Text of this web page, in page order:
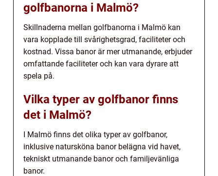
golfbanorna i Malmö?
Skillnaderna mellan golfbanorna i Malmö kan
vara kopplade till svårighetsgrad, faciliteter och
kostnad. Vissa banor är mer utmanande, erbjuder
omfattande faciliteter och kan vara dyrare att
spela på.
Vilka typer av golfbanor finns
det i Malmö?
I Malmö finns det olika typer av golfbanor,
inklusive natursköna banor belägna vid havet,
tekniskt utmanande banor och familjevänliga
banor.